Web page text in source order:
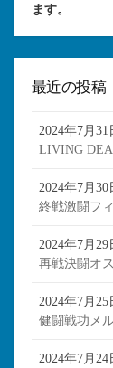
ます。
最近の投稿
2024年7月31
LIVING
2024年7月30
終戦激闘フ
2024年7月29
再戦決闘オ
2024年7月25
健闘戦功メ
2024年7月24